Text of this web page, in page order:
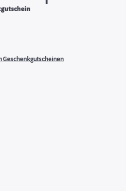
Geschenkgutscheinen